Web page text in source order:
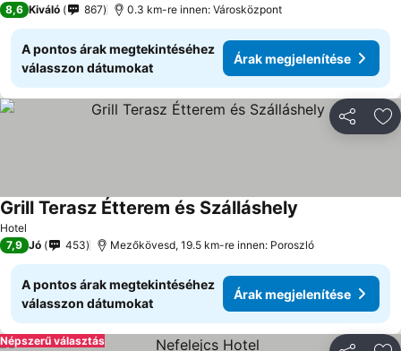
8,6 Kiváló 867 0.3 km-re innen: Városközpont
A pontos árak megtekintéséhez
válasszon dátumokat
Árak megjelenítése
Hotel
Grill Terasz Étterem és Szálláshely
7,9 Jó 453 Mezőkövesd, 19.5 km-re innen: Poroszló
A pontos árak megtekintéséhez
válasszon dátumokat
Árak megjelenítése
Népszerű választás